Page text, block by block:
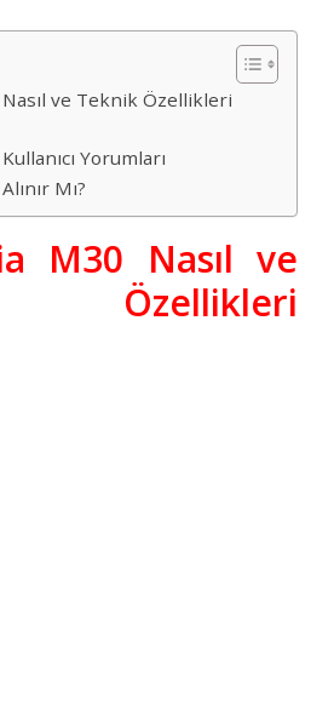
ve Teknik Özellikleri
Yorumları
Mı?
M30 Nasıl ve
Özellikleri